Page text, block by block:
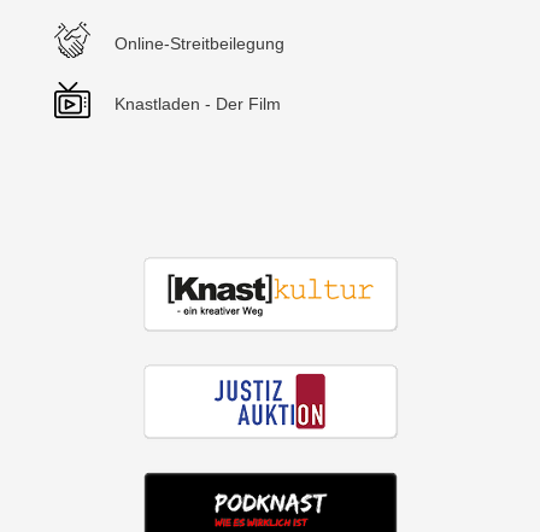
Online-Streitbeilegung
Knastladen - Der Film